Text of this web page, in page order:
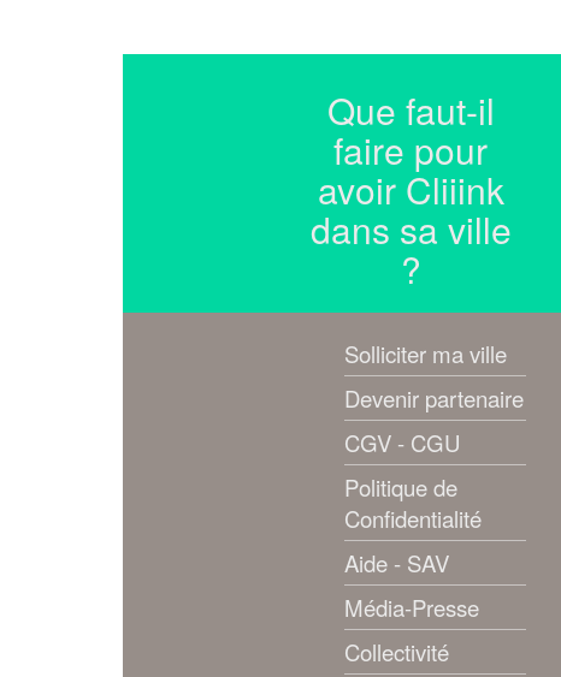
Que faut-il
faire pour
avoir Cliiink
dans sa ville
?
Solliciter ma ville
Devenir partenaire
CGV - CGU
Politique de
Confidentialité
Aide - SAV
Média-Presse
Collectivité